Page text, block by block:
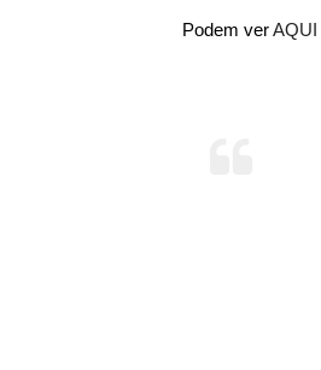
Podem verAQUI